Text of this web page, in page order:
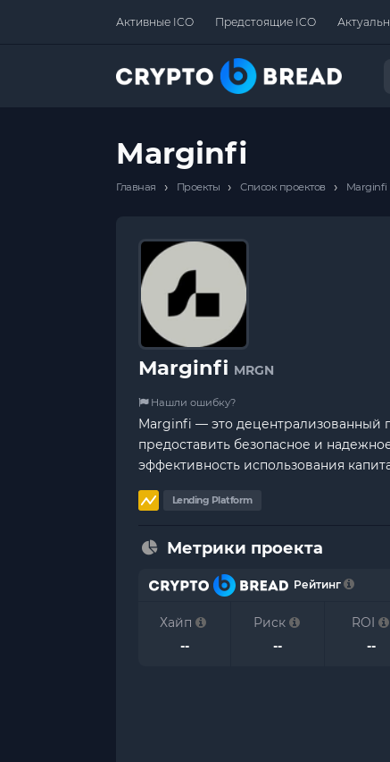
Активные ICO Предстоящие ICO
Marginfi
Главная › Проекты › Список проектов › Marginfi
Marginfi MRGN
Нашли ошибку?
Marginfi — это децентрализованный
предоставить безопасное и
эффективность использования
Lending Platform
Метрики проекта
Рейтинг
Хайп
--
Риск
--
ROI
--